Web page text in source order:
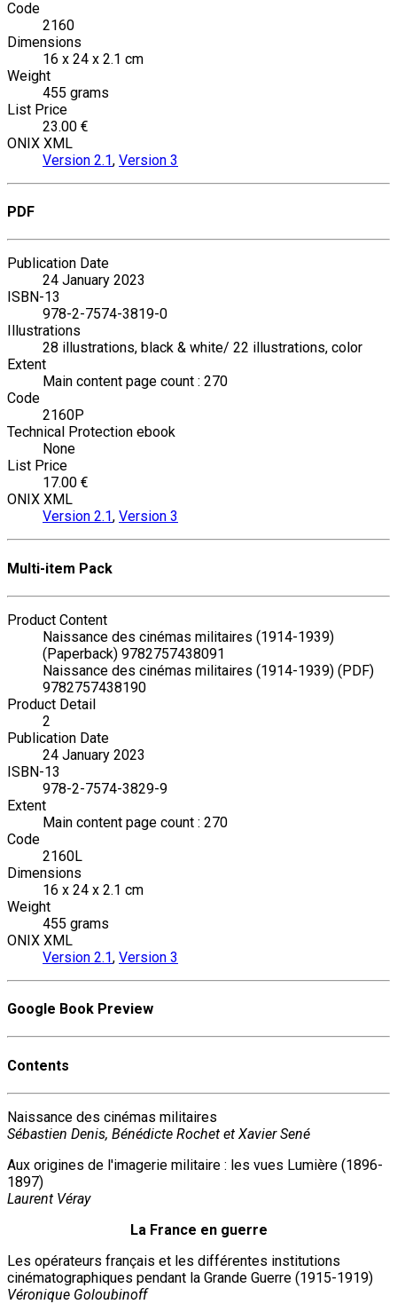
Code
2160
Dimensions
16 x 24 x 2.1 cm
Weight
455 grams
List Price
23.00 €
ONIX XML
Version 2.1, Version 3
PDF
Publication Date
24 January 2023
ISBN-13
978-2-7574-3819-0
Illustrations
28 illustrations, black & white/ 22 illustrations, color
Extent
Main content page count : 270
Code
2160P
Technical Protection ebook
None
List Price
17.00 €
ONIX XML
Version 2.1, Version 3
Multi-item Pack
Product Content
Naissance des cinémas militaires (1914-1939)
(Paperback) 9782757438091
Naissance des cinémas militaires (1914-1939) (PDF)
9782757438190
Product Detail
2
Publication Date
24 January 2023
ISBN-13
978-2-7574-3829-9
Extent
Main content page count : 270
Code
2160L
Dimensions
16 x 24 x 2.1 cm
Weight
455 grams
ONIX XML
Version 2.1, Version 3
Google Book Preview
Contents
Naissance des cinémas militaires
Sébastien Denis, Bénédicte Rochet et Xavier Sené
Aux origines de l'imagerie militaire : les vues Lumière (1896-
1897)
Laurent Véray
La France en guerre
Les opérateurs français et les différentes institutions
cinématographiques pendant la Grande Guerre (1915-1919)
Véronique Goloubinoff